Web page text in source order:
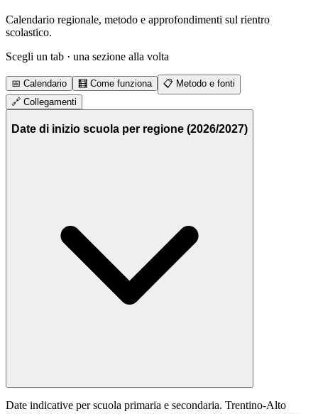
Calendario regionale, metodo e approfondimenti sul rientro
scolastico.
Scegli un tab · una sezione alla volta
📅 Calendario 🧮 Come funziona 📋 Metodo e fonti
🔗 Collegamenti
Date di inizio scuola per regione (2026/2027)
Date indicative per scuola primaria e secondaria. Trentino-Alto